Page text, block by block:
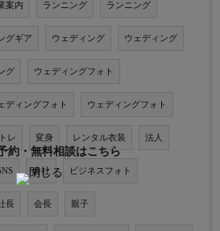
案内 ランニング ランニング
グギア ウェディング ウェディング
グ ウェディングフォト
ディングフォト ウェディングフォト
レ 変身 レンタル衣装 法人
会社 ビジネスフォト
長 会長 親子